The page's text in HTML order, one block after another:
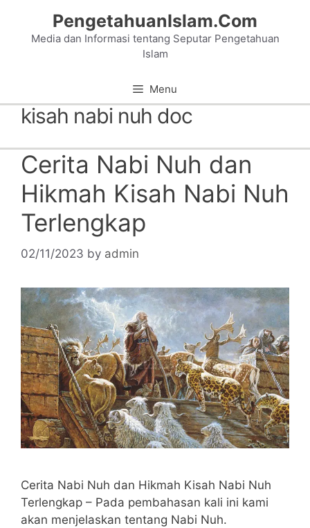
content
PengetahuanIslam.Com
Media dan Informasi tentang Seputar Pengetahuan
Islam
Menu
kisah nabi nuh doc
Cerita Nabi Nuh dan
Hikmah Kisah Nabi Nuh
Terlengkap
02/11/2023 by admin
Cerita Nabi Nuh dan Hikmah Kisah Nabi Nuh
Terlengkap – Pada pembahasan kali ini kami
akan menjelaskan tentang Nabi Nuh.